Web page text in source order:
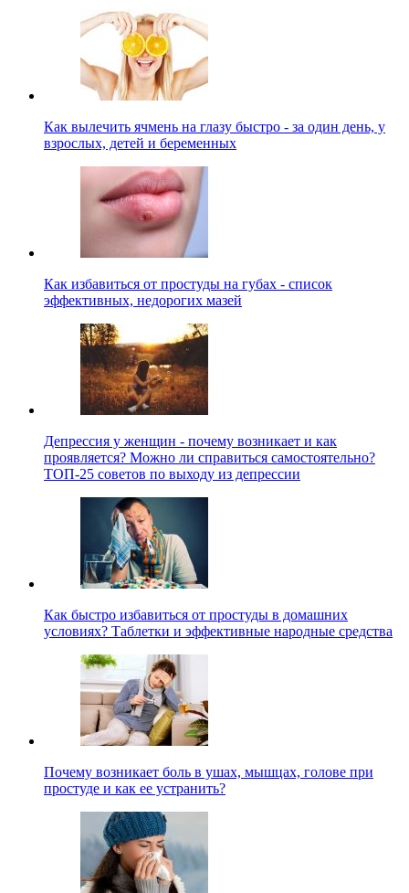
Как вылечить ячмень на глазу быстро - за один день, у
взрослых, детей и беременных
Как избавиться от простуды на губах - список
эффективных, недорогих мазей
Депрессия у женщин - почему возникает и как
проявляется? Можно ли справиться самостоятельно?
ТОП-25 советов по выходу из депрессии
Как быстро избавиться от простуды в домашних
условиях? Таблетки и эффективные народные средства
Почему возникает боль в ушах, мышцах, голове при
простуде и как ее устранить?